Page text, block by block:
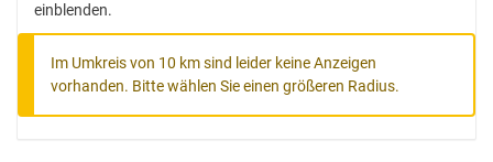
einblenden.
Im Umkreis von 10 km sind leider keine Anzeigen
vorhanden. Bitte wählen Sie einen größeren Radius.